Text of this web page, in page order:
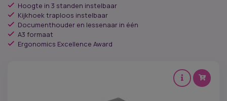
Hoogte in 3 standen instelbaar
Kijkhoek traploos instelbaar
Documenthouder en lessenaar in één
A3 formaat
Ergonomics Excellence Award